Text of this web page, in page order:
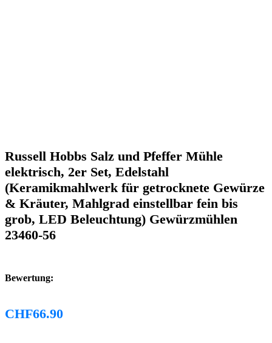
Russell Hobbs Salz und Pfeffer Mühle
elektrisch, 2er Set, Edelstahl
(Keramikmahlwerk für getrocknete Gewürze
& Kräuter, Mahlgrad einstellbar fein bis
grob, LED Beleuchtung) Gewürzmühlen
23460-56
Bewertung:
CHF66.90